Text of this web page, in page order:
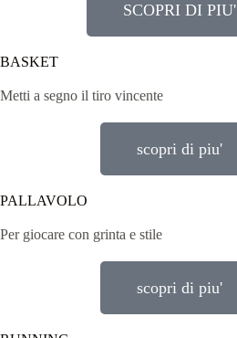
SCOPRI DI PIU'
BASKET
Metti a segno il tiro vincente
scopri di piu'
PALLAVOLO
Per giocare con grinta e stile
scopri di piu'